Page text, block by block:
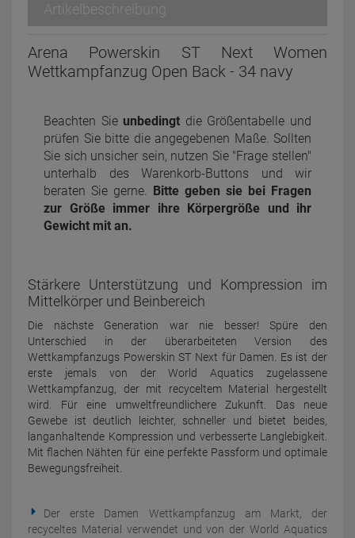
Artikelbeschreibung
Arena Powerskin ST Next Women
Wettkampfanzug Open Back - 34 navy
Beachten Sie unbedingt die Größentabelle und
prüfen Sie bitte die angegebenen Maße. Sollten
Sie sich unsicher sein, nutzen Sie "Frage stellen"
unterhalb des Warenkorb-Buttons und wir
beraten Sie gerne. Bitte geben sie bei Fragen
zur Größe immer ihre Körpergröße und ihr
Gewicht mit an.
Stärkere Unterstützung und Kompression im
Mittelkörper und Beinbereich
Die nächste Generation war nie besser! Spüre den
Unterschied in der überarbeiteten Version des
Wettkampfanzugs Powerskin ST Next für Damen. Es ist der
erste jemals von der World Aquatics zugelassene
Wettkampfanzug, der mit recyceltem Material hergestellt
wird. Für eine umweltfreundlichere Zukunft. Das neue
Gewebe ist deutlich leichter, schneller und bietet beides,
langanhaltende Kompression und verbesserte Langlebigkeit.
Mit flachen Nähten für eine perfekte Passform und optimale
Bewegungsfreiheit.
Der erste Damen Wettkampfanzug am Markt, der
recyceltes Material verwendet und von der World Aquatics